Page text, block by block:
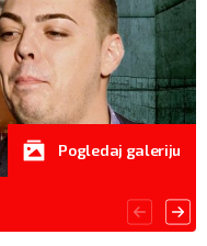
Pogledaj galeriju